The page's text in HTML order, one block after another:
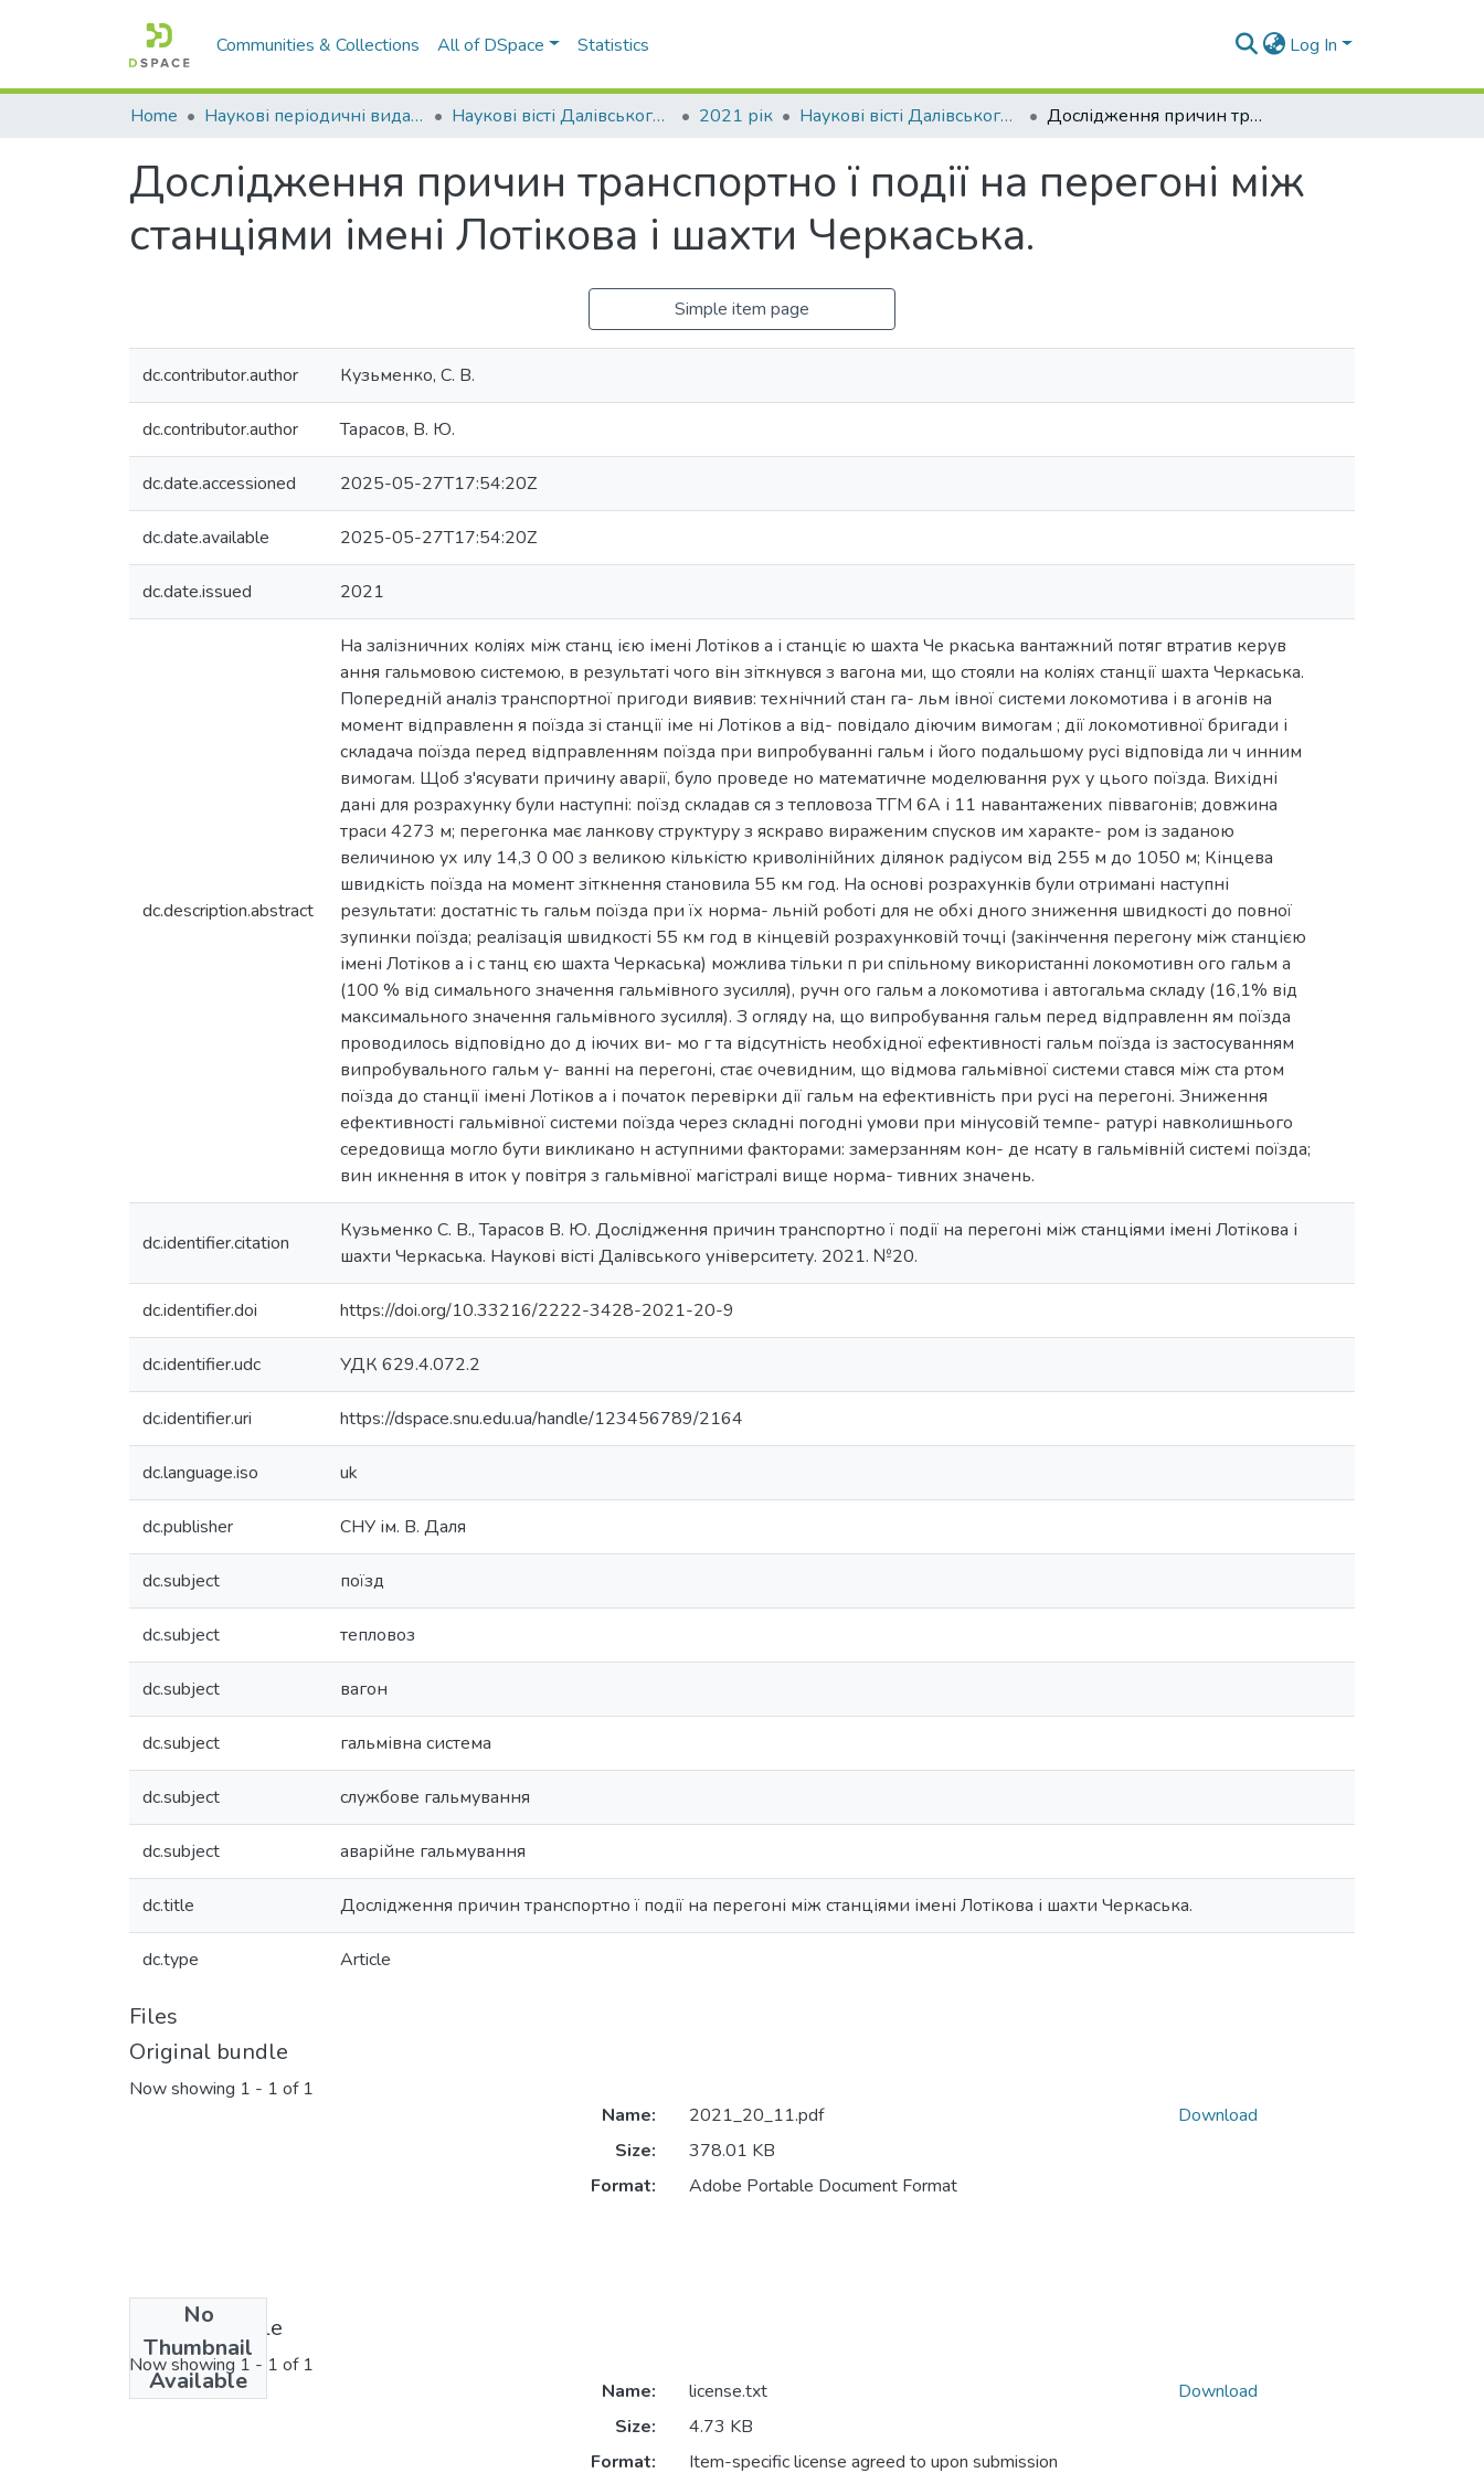
Communities & Collections All of DSpace Statistics Log In
Home Наукові періодичні видання СНУ ім. В. Даля Наукові вісті Далівського університету 2021 рік Наукові вісті Далівського університету № 20 Дослідження причин транспортно ї події на перегоні між станціями імені Лотікова і шахти Черкаська.
Дослідження причин транспортно ї події на перегоні між
станціями імені Лотікова і шахти Черкаська.
Simple item page
dc.contributor.author Кузьменко, С. В.
dc.contributor.author Тарасов, В. Ю.
dc.date.accessioned 2025-05-27T17:54:20Z
dc.date.available 2025-05-27T17:54:20Z
dc.date.issued 2021
dc.description.abstract
На залізничних коліях між станц ією імені Лотіков а і станціє ю шахта Че ркаська вантажний потяг втратив керув
ання гальмовою системою, в результаті чого він зіткнувся з вагона ми, що стояли на коліях станції шахта Черкаська.
Попередній аналіз транспортної пригоди виявив: технічний стан га- льм івної системи локомотива і в агонів на
момент відправленн я поїзда зі станції іме ні Лотіков а від- повідало діючим вимогам ; дії локомотивної бригади і
складача поїзда перед відправленням поїзда при випробуванні гальм і його подальшому русі відповіда ли ч инним
вимогам. Щоб з'ясувати причину аварії, було проведе но математичне моделювання рух у цього поїзда. Вихідні
дані для розрахунку були наступні: поїзд складав ся з тепловоза ТГМ 6А і 11 навантажених піввагонів; довжина
траси 4273 м; перегонка має ланкову структуру з яскраво вираженим спусков им характе- ром із заданою
величиною ух илу 14,3 0 00 з великою кількістю криволінійних ділянок радіусом від 255 м до 1050 м; Кінцева
швидкість поїзда на момент зіткнення становила 55 км год. На основі розрахунків були отримані наступні
результати: достатніс ть гальм поїзда при їх норма- льній роботі для не обхі дного зниження швидкості до повної
зупинки поїзда; реалізація швидкості 55 км год в кінцевій розрахунковій точці (закінчення перегону між станцією
імені Лотіков а і с танц єю шахта Черкаська) можлива тільки п ри спільному використанні локомотивн ого гальм а
(100 % від симального значення гальмівного зусилля), ручн ого гальм а локомотива і автогальма складу (16,1% від
максимального значення гальмівного зусилля). З огляду на, що випробування гальм перед відправленн ям поїзда
проводилось відповідно до д іючих ви- мо г та відсутність необхідної ефективності гальм поїзда із застосуванням
випробувального гальм у- ванні на перегоні, стає очевидним, що відмова гальмівної системи стався між ста ртом
поїзда до станції імені Лотіков а і початок перевірки дії гальм на ефективність при русі на перегоні. Зниження
ефективності гальмівної системи поїзда через складні погодні умови при мінусовій темпе- ратурі навколишнього
середовища могло бути викликано н аступними факторами: замерзанням кон- де нсату в гальмівній системі поїзда;
вин икнення в иток у повітря з гальмівної магістралі вище норма- тивних значень.
dc.identifier.citation
Кузьменко С. В., Тарасов В. Ю. Дослідження причин транспортно ї події на перегоні між станціями імені Лотікова і
шахти Черкаська. Наукові вісті Далівського університету. 2021. №20.
dc.identifier.doi https://doi.org/10.33216/2222-3428-2021-20-9
dc.identifier.udc УДК 629.4.072.2
dc.identifier.uri https://dspace.snu.edu.ua/handle/123456789/2164
dc.language.iso uk
dc.publisher СНУ ім. В. Даля
dc.subject поїзд
dc.subject тепловоз
dc.subject вагон
dc.subject гальмівна система
dc.subject службове гальмування
dc.subject аварійне гальмування
dc.title Дослідження причин транспортно ї події на перегоні між станціями імені Лотікова і шахти Черкаська.
dc.type Article
Files
Original bundle
Now showing 1 - 1 of 1
No
Thumbnail
Available
Name:
2021_20_11.pdf
Size:
378.01 KB
Format:
Adobe Portable Document Format
Download
License bundle
Now showing 1 - 1 of 1
Name:
license.txt
Size:
4.73 KB
Format:
Item-specific license agreed to upon submission
Download